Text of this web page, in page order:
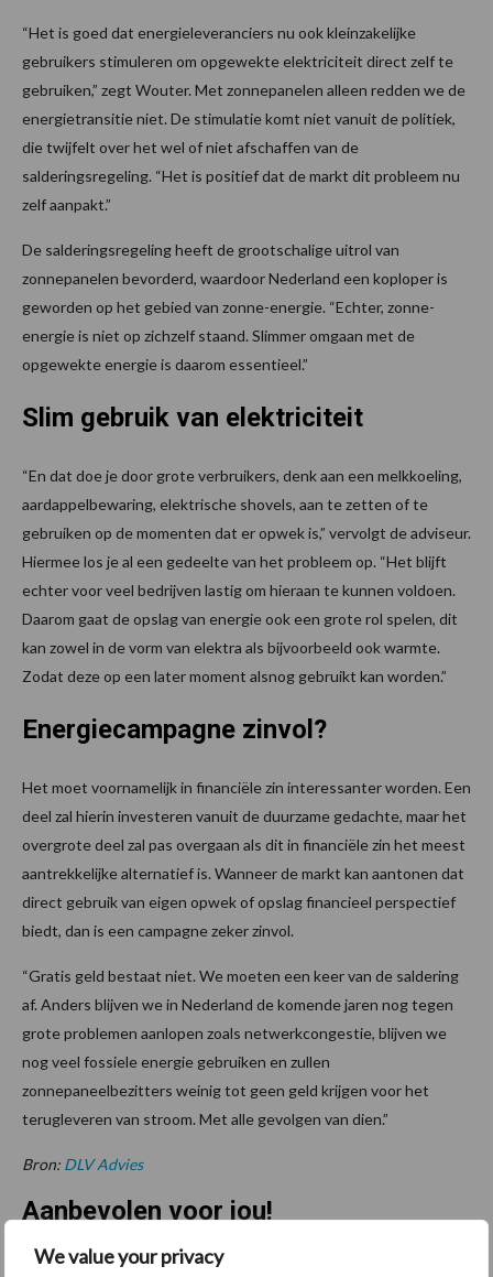
We value your privacy
“Het is goed dat energieleveranciers nu ook kleinzakelijke
gebruikers stimuleren om opgewekte elektriciteit direct zelf te
gebruiken,” zegt Wouter. Met zonnepanelen alleen redden we de
energietransitie niet. De stimulatie komt niet vanuit de politiek,
die twijfelt over het wel of niet afschaffen van de
salderingsregeling. “Het is positief dat de markt dit probleem nu
zelf aanpakt.”
De salderingsregeling heeft de grootschalige uitrol van
zonnepanelen bevorderd, waardoor Nederland een koploper is
geworden op het gebied van zonne-energie. “Echter, zonne-
energie is niet op zichzelf staand. Slimmer omgaan met de
opgewekte energie is daarom essentieel.”
Slim gebruik van elektriciteit
“En dat doe je door grote verbruikers, denk aan een melkkoeling,
aardappelbewaring, elektrische shovels, aan te zetten of te
gebruiken op de momenten dat er opwek is,” vervolgt de adviseur.
Hiermee los je al een gedeelte van het probleem op. “Het blijft
echter voor veel bedrijven lastig om hieraan te kunnen voldoen.
Daarom gaat de opslag van energie ook een grote rol spelen, dit
kan zowel in de vorm van elektra als bijvoorbeeld ook warmte.
Zodat deze op een later moment alsnog gebruikt kan worden.”
Energiecampagne zinvol?
Het moet voornamelijk in financiële zin interessanter worden. Een
deel zal hierin investeren vanuit de duurzame gedachte, maar het
overgrote deel zal pas overgaan als dit in financiële zin het meest
aantrekkelijke alternatief is. Wanneer de markt kan aantonen dat
direct gebruik van eigen opwek of opslag financieel perspectief
biedt, dan is een campagne zeker zinvol.
“Gratis geld bestaat niet. We moeten een keer van de saldering
af. Anders blijven we in Nederland de komende jaren nog tegen
grote problemen aanlopen zoals netwerkcongestie, blijven we
nog veel fossiele energie gebruiken en zullen
zonnepaneelbezitters weinig tot geen geld krijgen voor het
terugleveren van stroom. Met alle gevolgen van dien.”
Bron: DLV Advies
Aanbevolen voor jou!